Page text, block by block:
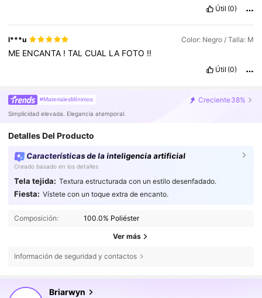
Útil (0)
l***u Color: Negro / Talla: M
ME ENCANTA !TALCUAL LA FOTO !!
Útil (0)
#MaterialesMínimos Creciente38%
Simplicidad elevada. Elegancia atemporal.
Detalles Del Producto
Características de la inteligencia artificial
Creado basado en los detalles
Tela tejida: Textura estructurada con un estilo desenfadado.
Fiesta: Vístete con un toque extra de encanto.
Composición: 100.0% Poliéster
Ver más
Información de seguridad y contactos
Briarwyn